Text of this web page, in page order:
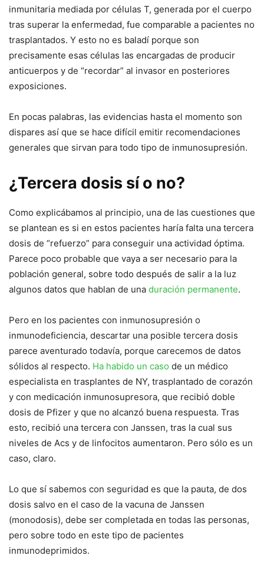
inmunitaria mediada por células T, generada por el cuerpo
tras superar la enfermedad, fue comparable a pacientes no
trasplantados. Y esto no es baladí porque son
precisamente esas células las encargadas de producir
anticuerpos y de “recordar” al invasor en posteriores
exposiciones.
En pocas palabras, las evidencias hasta el momento son
dispares así que se hace difícil emitir recomendaciones
generales que sirvan para todo tipo de inmunosupresión.
¿Tercera dosis sí o no?
Como explicábamos al principio, una de las cuestiones que
se plantean es si en estos pacientes haría falta una tercera
dosis de “refuerzo” para conseguir una actividad óptima.
Parece poco probable que vaya a ser necesario para la
población general, sobre todo después de salir a la luz
algunos datos que hablan de una duración permanente.
Pero en los pacientes con inmunosupresión o
inmunodeficiencia, descartar una posible tercera dosis
parece aventurado todavía, porque carecemos de datos
sólidos al respecto. Ha habido un caso de un médico
especialista en trasplantes de NY, trasplantado de corazón
y con medicación inmunosupresora, que recibió doble
dosis de Pfizer y que no alcanzó buena respuesta. Tras
esto, recibió una tercera con Janssen, tras la cual sus
niveles de Acs y de linfocitos aumentaron. Pero sólo es un
caso, claro.
Lo que sí sabemos con seguridad es que la pauta, de dos
dosis salvo en el caso de la vacuna de Janssen
(monodosis), debe ser completada en todas las personas,
pero sobre todo en este tipo de pacientes
inmunodeprimidos.